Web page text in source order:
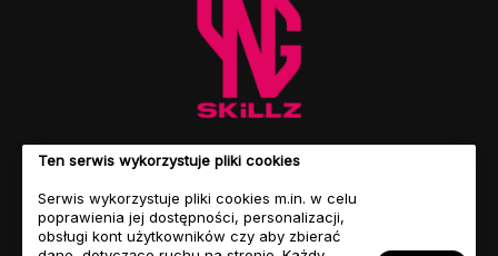
Ten serwis wykorzystuje pliki cookies
Serwis wykorzystuje pliki cookies m.in. w celu
poprawienia jej dostępności, personalizacji,
obsługi kont użytkowników czy aby zbierać